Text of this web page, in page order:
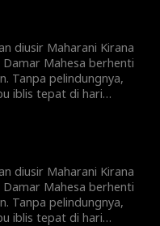
mendirikan dinasti baru,
langit.
diusir Maharani Kirana
Mahesa berhenti
Tanpa pelindungnya,
iblis tepat di hari
mendirikan dinasti baru,
langit.
diusir Maharani Kirana
Mahesa berhenti
Tanpa pelindungnya,
iblis tepat di hari